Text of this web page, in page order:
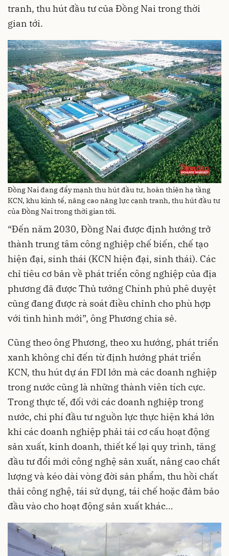
tranh, thu hút đầu tư của Đồng Nai trong thời
gian tới.
Đồng Nai đang đẩy mạnh thu hút đầu tư, hoàn thiện hạ tầng
KCN, khu kinh tế, nâng cao năng lực cạnh tranh, thu hút đầu tư
của Đồng Nai trong thời gian tới.
“Đến năm 2030, Đồng Nai được định hướng trở
thành trung tâm công nghiệp chế biến, chế tạo
hiện đại, sinh thái (KCN hiện đại, sinh thái). Các
chỉ tiêu cơ bản về phát triển công nghiệp của địa
phương đã được Thủ tướng Chính phủ phê duyệt
cũng đang được rà soát điều chỉnh cho phù hợp
với tình hình mới”, ông Phương chia sẻ.
Cũng theo ông Phương, theo xu hướng, phát triển
xanh không chỉ đến từ định hướng phát triển
KCN, thu hút dự án FDI lớn mà các doanh nghiệp
trong nước cũng là những thành viên tích cực.
Trong thực tế, đối với các doanh nghiệp trong
nước, chi phí đầu tư nguồn lực thực hiện khá lớn
khi các doanh nghiệp phải tái cơ cấu hoạt động
sản xuất, kinh doanh, thiết kế lại quy trình, tăng
đầu tư đổi mới công nghệ sản xuất, nâng cao chất
lượng và kéo dài vòng đời sản phẩm, thu hồi chất
thải công nghệ, tái sử dụng, tái chế hoặc đảm bảo
đầu vào cho hoạt động sản xuất khác…